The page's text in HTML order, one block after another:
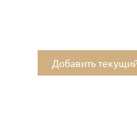
Добавить